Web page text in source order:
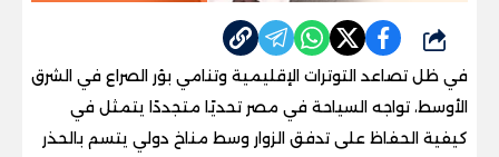
شارك
في ظل تصاعد التوترات الإقليمية وتنامي بؤر الصراع في الشرق
الأوسط، تواجه السياحة في مصر تحديًا متجددًا يتمثل في
كيفية الحفاظ على تدفق الزوار وسط مناخ دولي يتسم بالحذر